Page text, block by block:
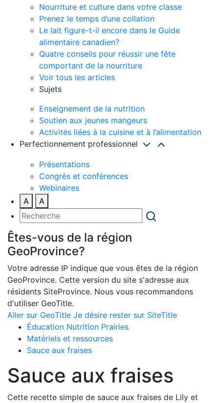
Nourriture et culture dans votre classe
Prenez le temps d’une collation
Le lait figure-t-il encore dans le Guide
alimentaire canadien?
Quatre conseils pour réussir une fête
comportant de la nourriture
Voir tous les articles
Sujets
Enseignement de la nutrition
Soutien aux jeunes mangeurs
Activités liées à la cuisine et à l’alimentation
Perfectionnement professionnel
Présentations
Congrès et conférences
Webinaires
A
A
Êtes-vous de la région
GeoProvince?
Votre adresse IP indique que vous êtes de la région
GeoProvince. Cette version du site s'adresse aux
résidents SiteProvince. Nous vous recommandons
d'utiliser GeoTitle.
Aller sur GeoTitle Je désire rester sur SiteTitle
Éducation Nutrition Prairies
Matériels et ressources
Sauce aux fraises
Sauce aux fraises
Cette recette simple de sauce aux fraises de Lily et